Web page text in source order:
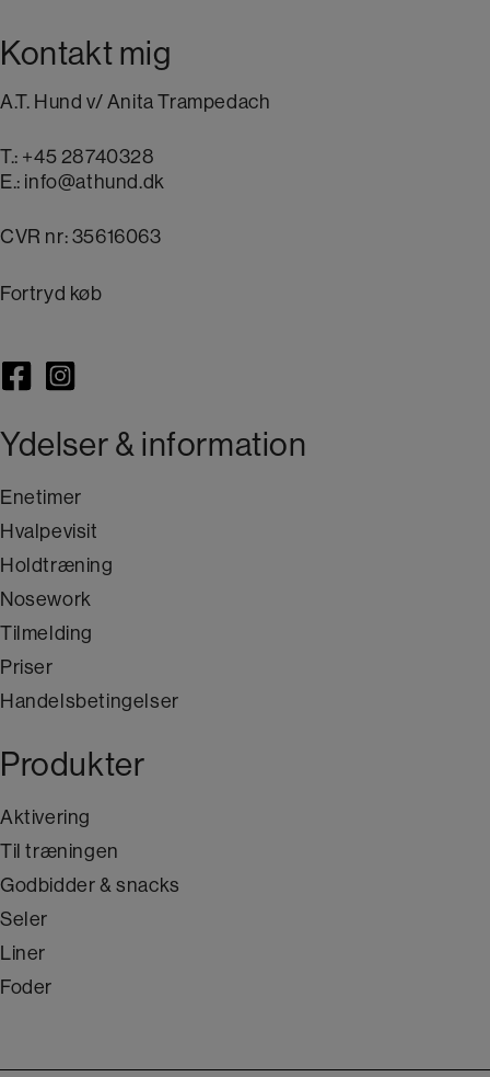
Kontakt mig
A.T. Hund v/ Anita Trampedach
T.: +45 28740328
E.: info@athund.dk
CVR nr: 35616063
Fortryd køb
Ydelser & information
Enetimer
Hvalpevisit
Holdtræning
Nosework
Tilmelding
Priser
Handelsbetingelser
Produkter
Aktivering
Til træningen
Godbidder & snacks
Seler
Liner
Foder